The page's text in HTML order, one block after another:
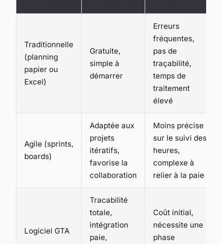
Traditionnelle
(planning
papier ou
Excel)
Gratuite,
simple à
démarrer
Erreurs
fréquentes,
pas de
traçabilité,
temps de
traitement
élevé
Agile (sprints,
boards)
Adaptée aux
projets
itératifs,
favorise la
collaboration
Moins précise
sur le suivi des
heures,
complexe à
relier à la paie
Logiciel GTA
Tracabilité
totale,
intégration
paie,
Coût initial,
nécessite une
phase